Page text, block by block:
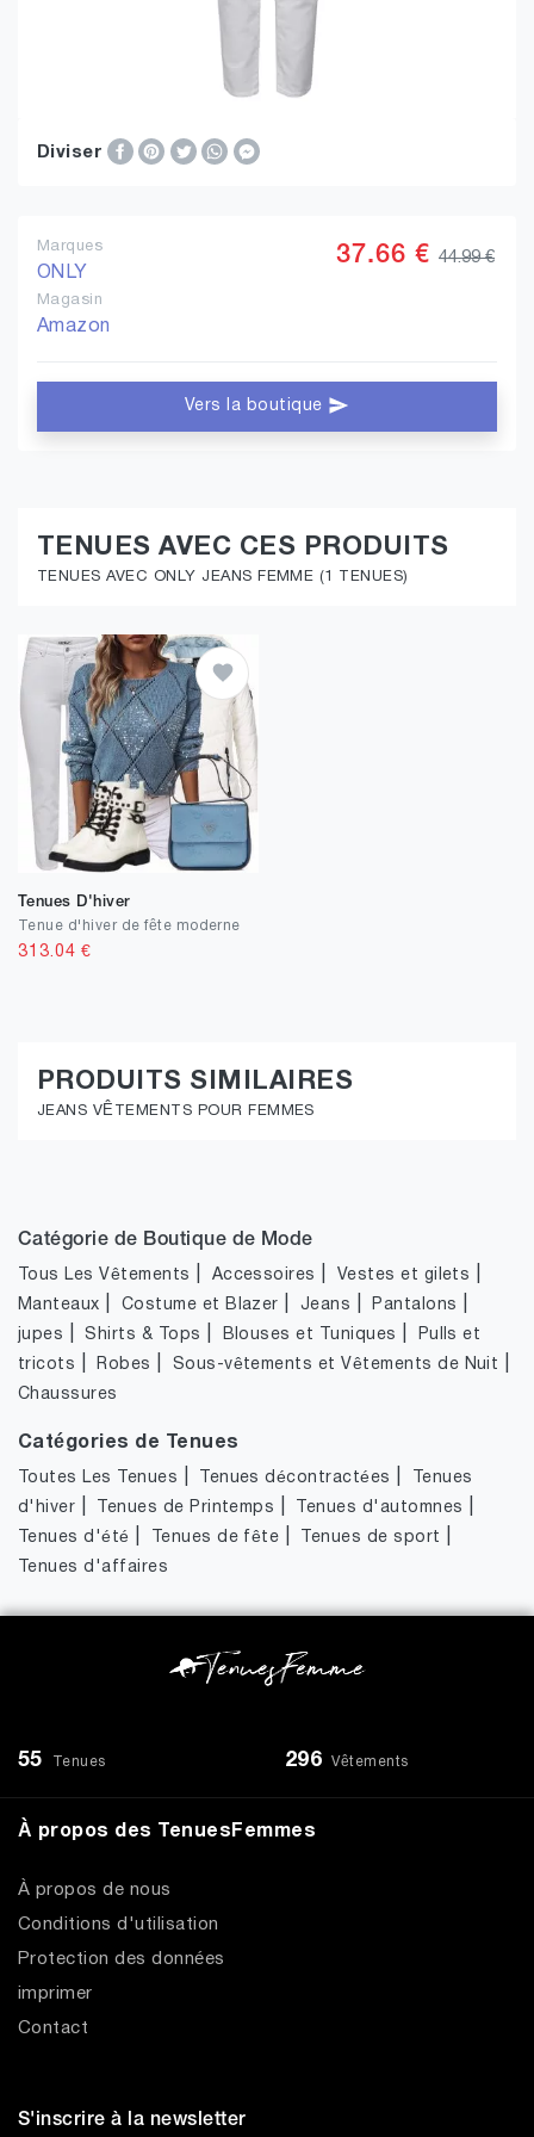
Diviser
Marques
ONLY
Magasin
Amazon
37.66 € 44.99 €
Vers la boutique
TENUES AVEC CES PRODUITS
TENUES AVEC ONLY JEANS FEMME (1 TENUES)
Tenues D'hiver
Tenue d'hiver de fête moderne
313.04 €
PRODUITS SIMILAIRES
JEANS VÊTEMENTS POUR FEMMES
Catégorie de Boutique de Mode
Tous Les Vêtements Accessoires Vestes et gilets
Manteaux Costume et Blazer Jeans Pantalons
jupes |Shirts & Tops Blouses et Tuniques
Pulls et
tricots
Robes Sous-vêtements et Vêtements de Nuit
Chaussures
Catégories de Tenues
Toutes Les Tenues Tenues décontractées
Tenues
d'hiver
Tenues de Printemps Tenues d'automnes
Tenues d'été Tenues de fête Tenues de sport
Tenues d'affaires
55 Tenues 296 Vêtements
À propos des TenuesFemmes
À propos de nous
Conditions d'utilisation
Protection des données
imprimer
Contact
S'inscrire à la newsletter